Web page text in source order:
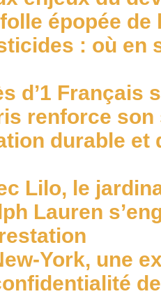
épopée de
: où en
d’1 Français
renforce
durable et
Lilo, le
Lauren
York, une